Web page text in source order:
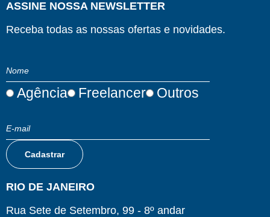
ASSINE NOSSA NEWSLETTER
Receba todas as nossas ofertas e novidades.
Agência Freelancer Outros
RIO DE JANEIRO
Rua Sete de Setembro, 99 - 8º andar